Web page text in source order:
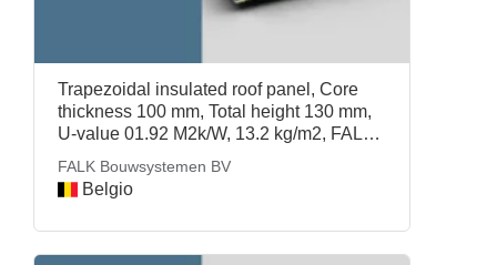
Trapezoidal insulated roof panel, Core
thickness 100 mm, Total height 130 mm,
U-value 01.92 M2k/W, 13.2 kg/m2, FALK
Bouwsystemen BV
FALK Bouwsystemen BV
Belgio